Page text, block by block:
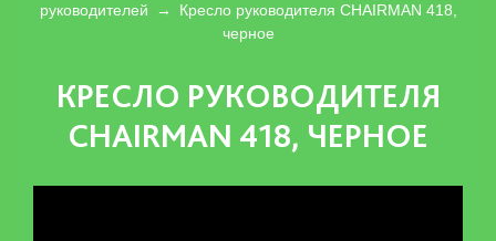
руководителей
→
Кресло руководителя CHAIRMAN 418,
черное
КРЕСЛО РУКОВОДИТЕЛЯ
CHAIRMAN 418, ЧЕРНОЕ